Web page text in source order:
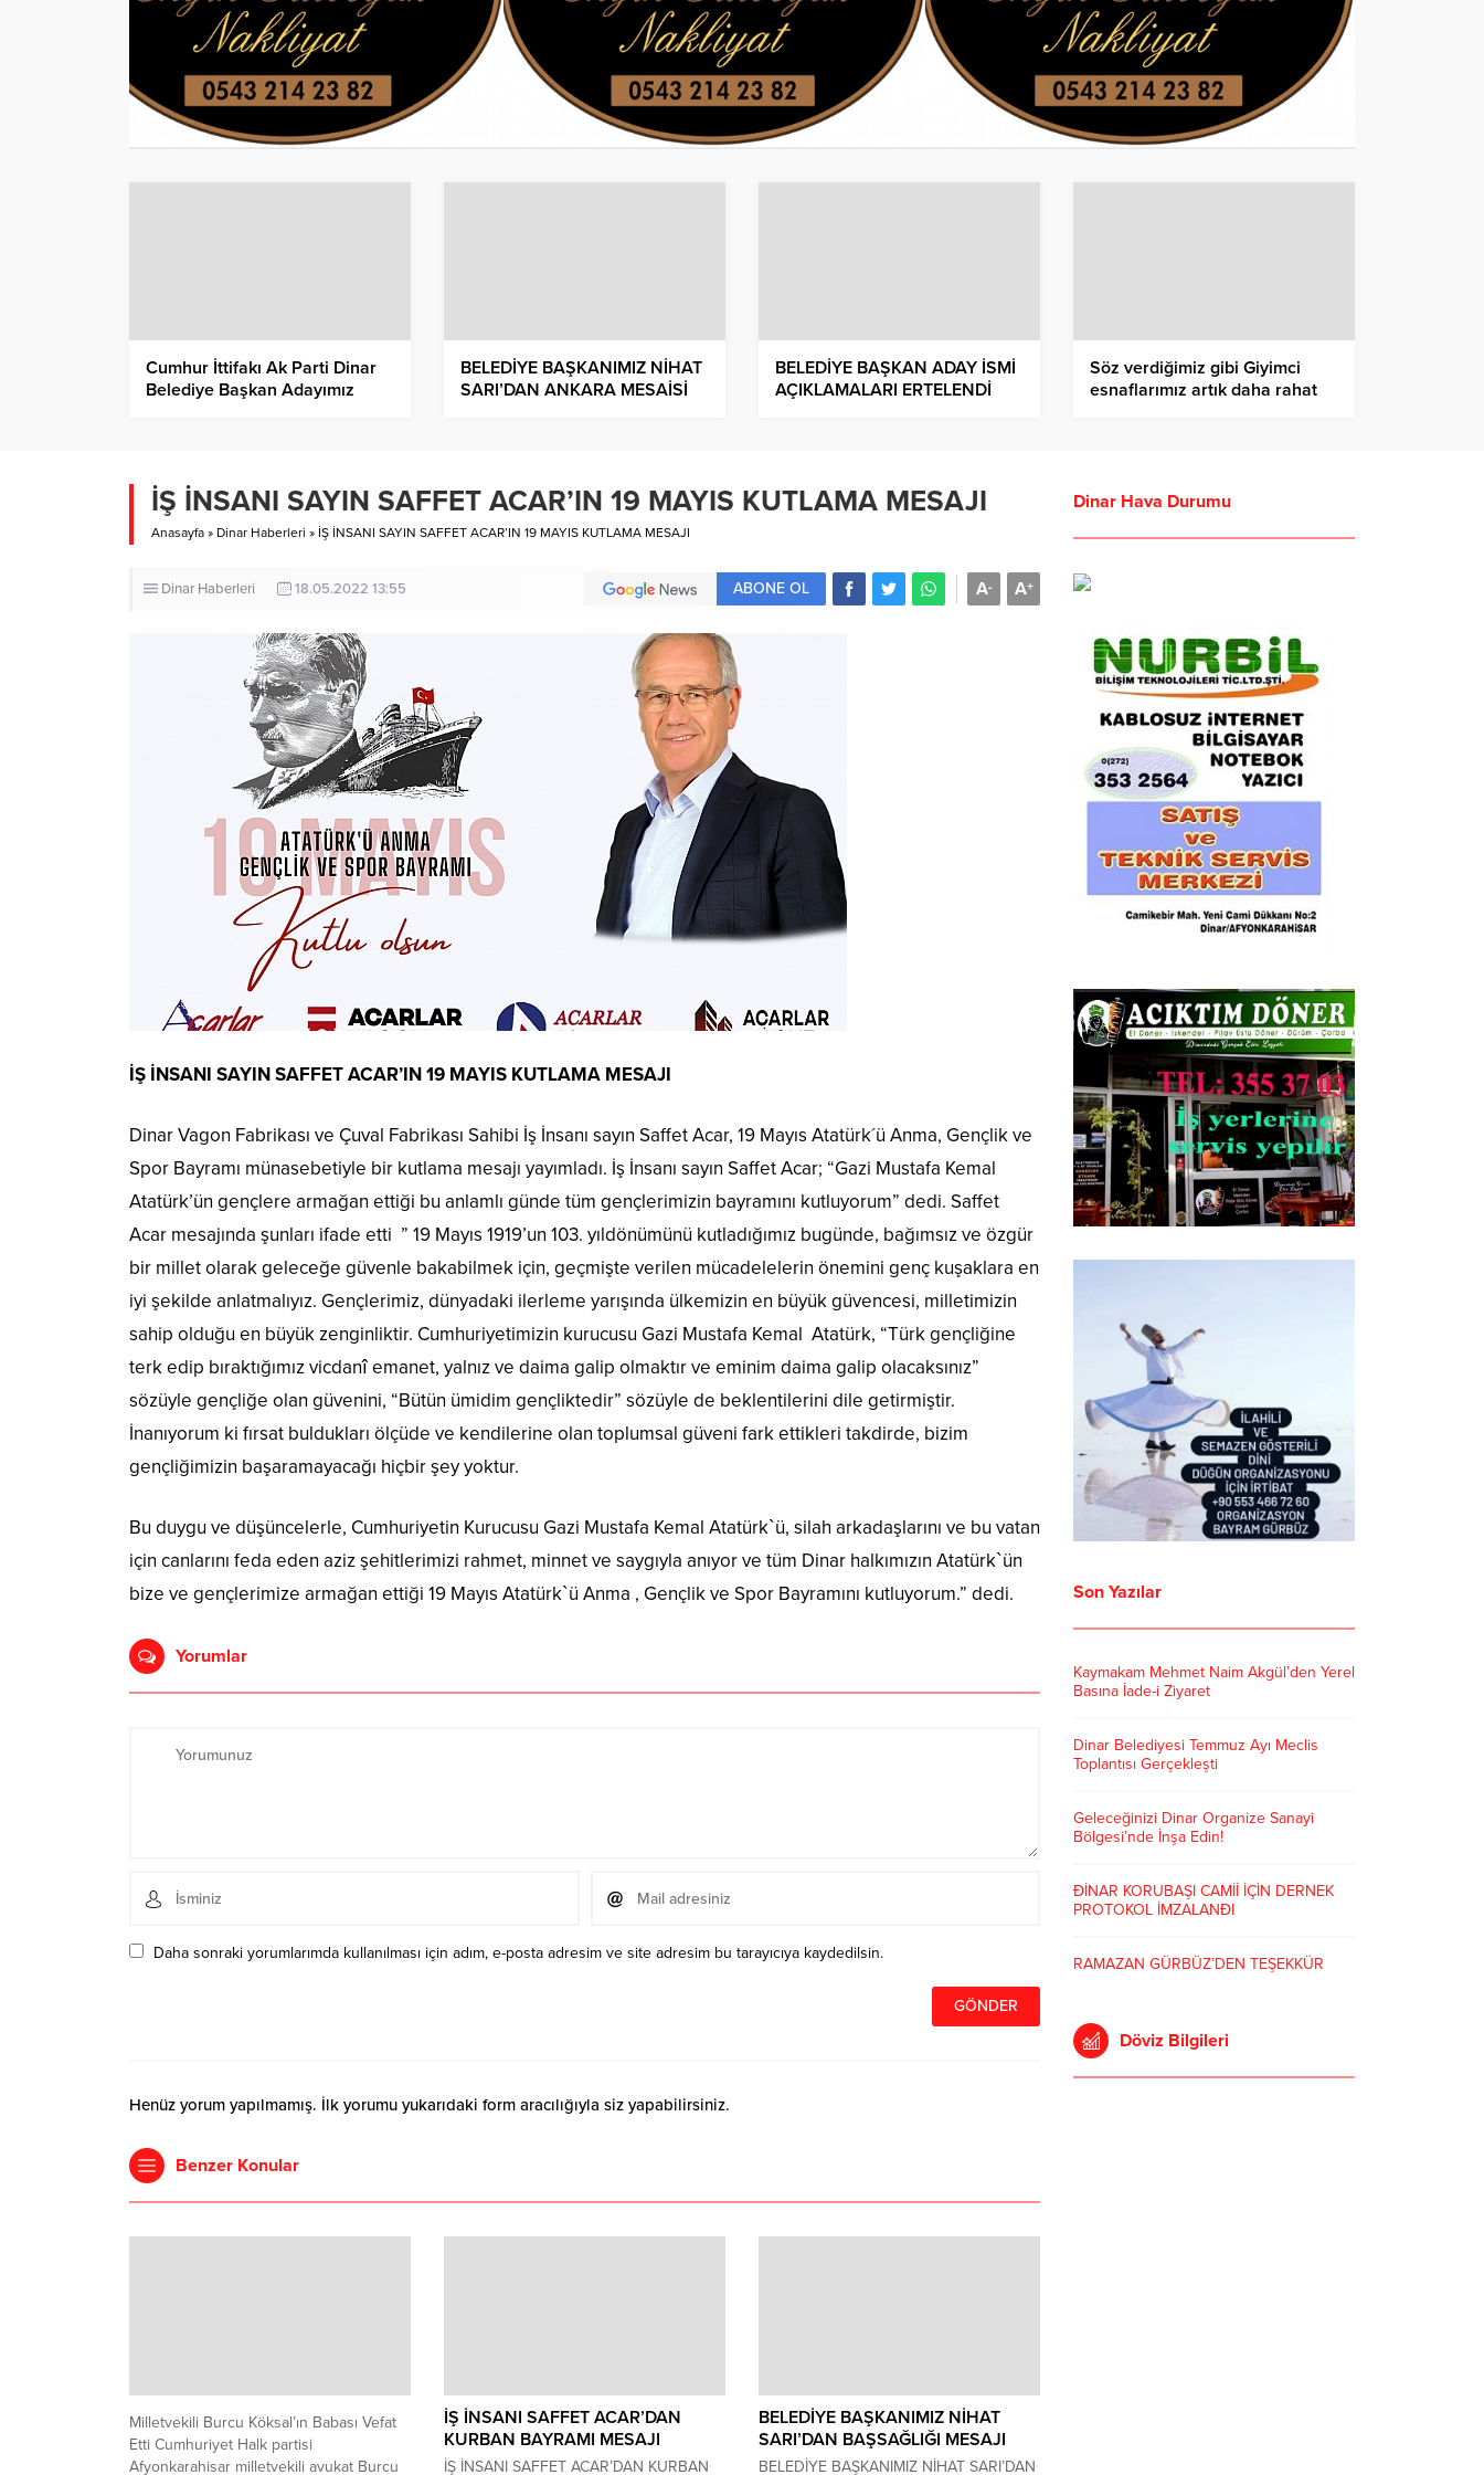
Cumhur İttifakı Ak Parti Dinar
Belediye Başkan Adayımız
BELEDİYE BAŞKANIMIZ NİHAT
SARI’DAN ANKARA MESAİSİ
BELEDİYE BAŞKAN ADAY İSMİ
AÇIKLAMALARI ERTELENDİ
Söz verdiğimiz gibi Giyimci
esnaflarımız artık daha rahat
İŞ İNSANI SAYIN SAFFET ACAR’IN 19 MAYIS KUTLAMA MESAJI
Anasayfa » Dinar Haberleri » İŞ İNSANI SAYIN SAFFET ACAR’IN 19 MAYIS KUTLAMA MESAJI
Dinar Haberleri 18.05.2022 13:55 A+
A-
ABONE OL
İŞ İNSANI SAYIN SAFFET ACAR’IN 19 MAYIS KUTLAMA MESAJI
Dinar Vagon Fabrikası ve Çuval Fabrikası Sahibi İş İnsanı sayın Saffet Acar, 19 Mayıs Atatürk´ü Anma, Gençlik ve
Spor Bayramı münasebetiyle bir kutlama mesajı yayımladı. İş İnsanı sayın Saffet Acar; “Gazi Mustafa Kemal
Atatürk’ün gençlere armağan ettiği bu anlamlı günde tüm gençlerimizin bayramını kutluyorum” dedi. Saffet
Acar mesajında şunları ifade etti ” 19 Mayıs 1919’un 103. yıldönümünü kutladığımız bugünde, bağımsız ve özgür
bir millet olarak geleceğe güvenle bakabilmek için, geçmişte verilen mücadelelerin önemini genç kuşaklara en
iyi şekilde anlatmalıyız. Gençlerimiz, dünyadaki ilerleme yarışında ülkemizin en büyük güvencesi, milletimizin
sahip olduğu en büyük zenginliktir. Cumhuriyetimizin kurucusu Gazi Mustafa Kemal Atatürk, “Türk gençliğine
terk edip bıraktığımız vicdanî emanet, yalnız ve daima galip olmaktır ve eminim daima galip olacaksınız”
sözüyle gençliğe olan güvenini, “Bütün ümidim gençliktedir” sözüyle de beklentilerini dile getirmiştir.
İnanıyorum ki fırsat buldukları ölçüde ve kendilerine olan toplumsal güveni fark ettikleri takdirde, bizim
gençliğimizin başaramayacağı hiçbir şey yoktur.
Bu duygu ve düşüncelerle, Cumhuriyetin Kurucusu Gazi Mustafa Kemal Atatürk`ü, silah arkadaşlarını ve bu vatan
için canlarını feda eden aziz şehitlerimizi rahmet, minnet ve saygıyla anıyor ve tüm Dinar halkımızın Atatürk`ün
bize ve gençlerimize armağan ettiği 19 Mayıs Atatürk`ü Anma , Gençlik ve Spor Bayramını kutluyorum.” dedi.
Yorumlar
Daha sonraki yorumlarımda kullanılması için adım, e-posta adresim ve site adresim bu tarayıcıya kaydedilsin.
Henüz yorum yapılmamış. İlk yorumu yukarıdaki form aracılığıyla siz yapabilirsiniz.
Benzer Konular
Milletvekili Burcu Köksal’ın Babası Vefat
Etti Cumhuriyet Halk partisi
Afyonkarahisar milletvekili avukat Burcu
İŞ İNSANI SAFFET ACAR’DAN
KURBAN BAYRAMI MESAJI
İŞ İNSANI SAFFET ACAR’DAN KURBAN
BELEDİYE BAŞKANIMIZ NİHAT
SARI’DAN BAŞSAĞLIĞI MESAJI
BELEDİYE BAŞKANIMIZ NİHAT SARI’DAN
Dinar Hava Durumu
Son Yazılar
Kaymakam Mehmet Naim Akgül’den Yerel
Basına İade-i Ziyaret
Dinar Belediyesi Temmuz Ayı Meclis
Toplantısı Gerçekleşti
Geleceğinizi Dinar Organize Sanayi
Bölgesi’nde İnşa Edin!
ÐİNAR KORUBAŞI CAMİİ İÇİN DERNEK
PROTOKOL İMZALANÐI
RAMAZAN GÜRBÜZ’DEN TEŞEKKÜR
Döviz Bilgileri